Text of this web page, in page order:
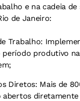
e na cadeia
de Janeiro:
Trabalho:
período produtivo
Diretos: Mais de
diretamente